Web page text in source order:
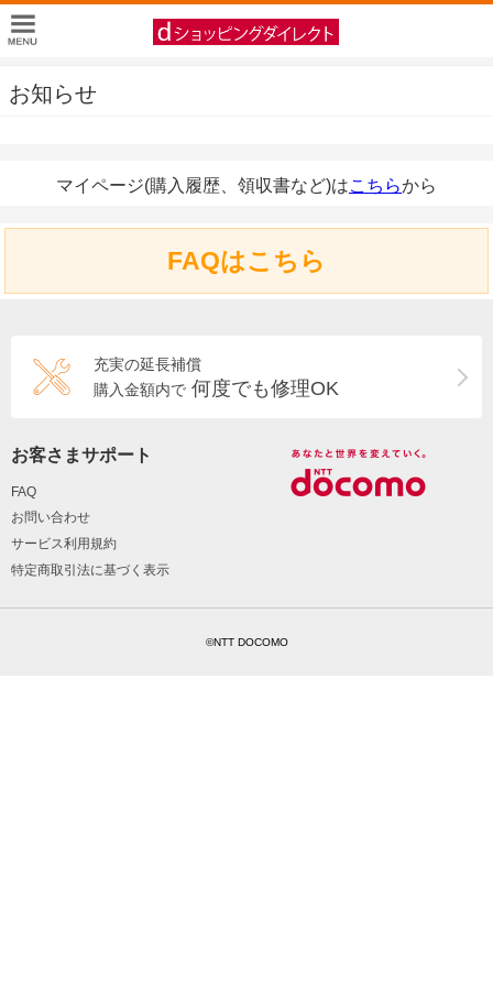
お知らせ
マイページ(購入履歴、領収書など)はこちらから
FAQはこちら
充実の延長補償
購入金額内で 何度でも修理OK
お客さまサポート
FAQ
お問い合わせ
サービス利用規約
特定商取引法に基づく表示
©NTT DOCOMO